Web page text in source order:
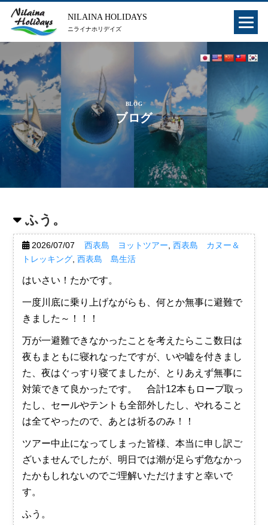
NILAINA HOLIDAYS
ニライナホリデイズ
BLOG
ブログ
ふう。
2026/07/07 西表島 ヨットツアー 西表島 カヌー＆
トレッキング, 西表島 島生活
はいさい！たかです。
一度川底に乗り上げながらも、何とか無事に避難で
きました～！！！
万が一避難できなかったことを考えたらここ数日は
夜もまともに寝れなったですが、いや嘘を付きまし
た、夜はぐっすり寝てましたが、とりあえず無事に
対策できて良かったです。 合計12本もロープ取っ
たし、セールやテントも全部外したし、やれること
は全てやったので、あとは祈るのみ！！
ツアー中止になってしまった皆様、本当に申し訳ご
ざいませんでしたが、明日では潮が足らず危なかっ
たかもしれないのでご理解いただけますと幸いで
す。
ふう。